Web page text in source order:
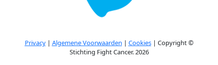
Privacy| Algemene Voorwaarden | Cookies| Copyright ©
Stichting Fight Cancer. 2026